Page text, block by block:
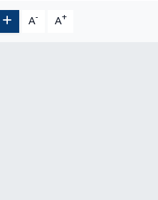
A- A+